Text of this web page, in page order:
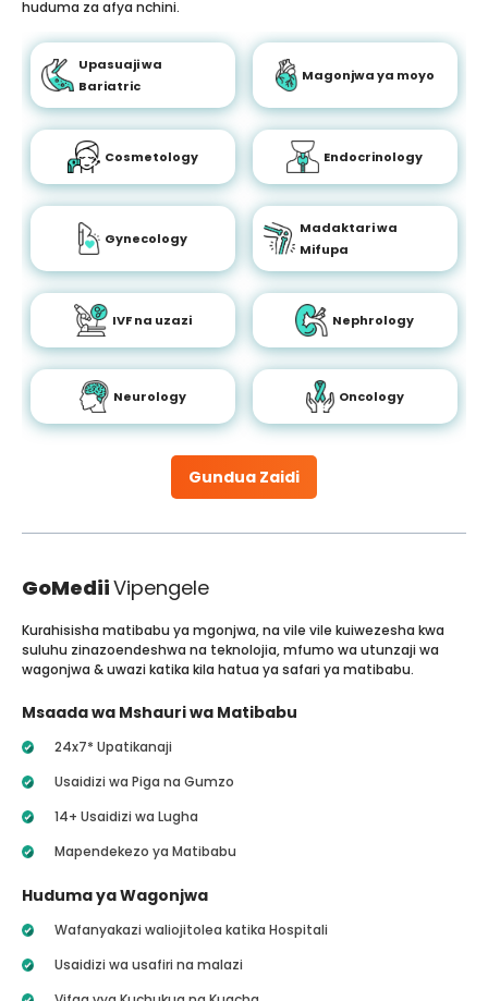
Gundua Zaidi
huduma za afya nchini.
Upasuaji wa
Bariatric
Magonjwa ya moyo
Cosmetology Endocrinology
Gynecology
Madaktari wa
Mifupa
IVF na uzazi Nephrology
Neurology Oncology
GoMediiVipengele
Kurahisisha matibabu ya mgonjwa, na vile vile kuiwezesha kwa
suluhu zinazoendeshwa na teknolojia, mfumo wa utunzaji wa
wagonjwa & uwazi katika kila hatua ya safari ya matibabu.
Msaada wa Mshauri wa Matibabu
24x7* Upatikanaji
Usaidizi wa Piga na Gumzo
14+ Usaidizi wa Lugha
Mapendekezo ya Matibabu
Huduma ya Wagonjwa
Wafanyakazi waliojitolea katika Hospitali
Usaidizi wa usafiri na malazi